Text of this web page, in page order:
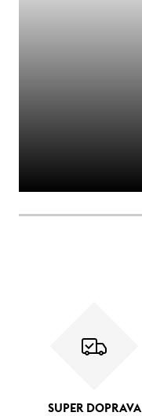
SUPER DOPRAVA